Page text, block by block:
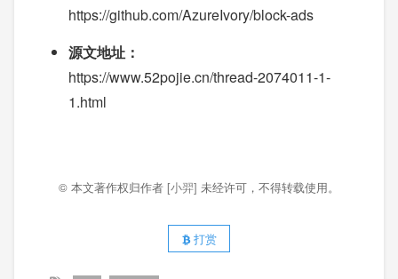
https://github.com/AzureIvory/block-ads
源文地址：
https://www.52pojie.cn/thread-2074011-1-
1.html
© 本文著作权归作者 [小羿] 未经许可，不得转载使用。
打赏